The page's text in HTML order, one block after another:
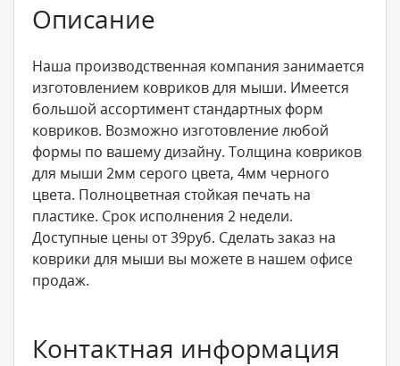
Описание
Наша производственная компания занимается
изготовлением ковриков для мыши. Имеется
большой ассортимент стандартных форм
ковриков. Возможно изготовление любой
формы по вашему дизайну. Толщина ковриков
для мыши 2мм серого цвета, 4мм черного
цвета. Полноцветная стойкая печать на
пластике. Срок исполнения 2 недели.
Доступные цены от 39руб. Сделать заказ на
коврики для мыши вы можете в нашем офисе
продаж.
Контактная информация